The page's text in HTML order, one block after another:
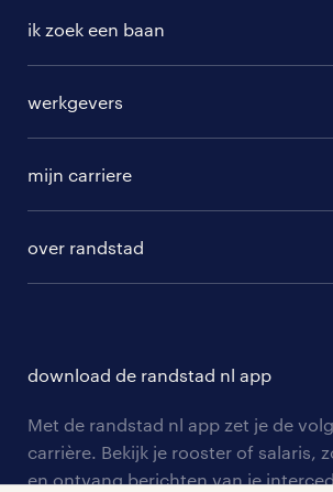
ik zoek een baan
randstad professional
randstad digital
werkgevers
hr-diensten
branches
tarieven
personeel gezocht
aanmelden nieuwsbrief
mijn carriere
solliciteren
blogs en artikelen
over randstad
onze vestigingen
pers
download de randstad nl app
Met de randstad nl app zet je de
carrière. Bekijk je rooster of salaris,
en ontvang berichten van je